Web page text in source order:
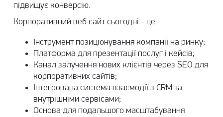
підвищує конверсію.
Корпоративний веб сайт сьогодні - це:
Інструмент позиціонування компанії на ринку;
Платформа для презентації послуг і кейсів;
Канал залучення нових клієнтів через SEO для
корпоративних сайтів;
Інтегрована система взаємодії з CRM та
внутрішніми сервісами;
Основа для подальшого масштабування